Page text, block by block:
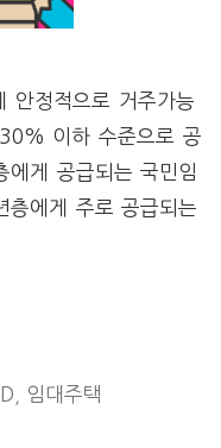
안정적으로 거주가능
이하 수준으로 공
에게 공급되는 국민임
층에게 주로 공급되는
임대주택